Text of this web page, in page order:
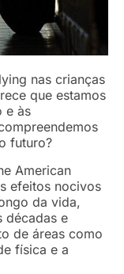
nas crianças
que estamos
e às
futuro?
American
efeitos nocivos
da vida,
décadas e
de áreas como
física e a